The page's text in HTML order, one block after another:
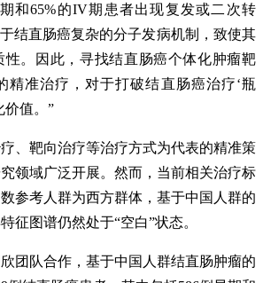
和65%的IV期患者出现复发或二次转
结直肠癌复杂的分子发病机制，致使其
性。因此，寻找结直肠癌个体化肿瘤靶
精准治疗，对于打破结直肠癌治疗‘瓶
价值。”
、靶向治疗等治疗方式为代表的精准策
领域广泛开展。然而，当前相关治疗标
参考人群为西方群体，基于中国人群的
征图谱仍然处于“空白”状态。
团队合作，基于中国人群结直肠肿瘤的